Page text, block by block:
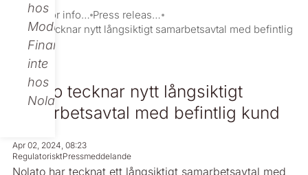
hos
Modular
Finance,
inte
hos
Nolato.
Investor information
Press releases
Nolato tecknar nytt långsiktigt samarbetsavtal med befintlig
kund
Nolato tecknar nytt långsiktigt
samarbetsavtal med befintlig kund
Apr 02, 2024, 08:23
RegulatorisktPressmeddelande
Nolato har tecknat ett långsiktigt samarbetsavtal med